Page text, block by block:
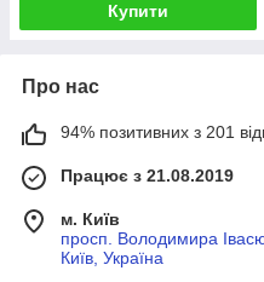
Купити
Про нас
94% позитивних з 201
Працює з 21.08.2019
м. Київ
просп. Володимира
Київ, Україна